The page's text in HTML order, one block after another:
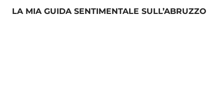
LA MIA GUIDA SENTIMENTALE SULL’ABRUZZO